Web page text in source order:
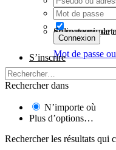
Se souvenir de
Non recommandé sur les
Connexion
Mot de passe
S’inscrire
Rechercher dans
N’importe où
Plus d’options…
Rechercher les résultats qui